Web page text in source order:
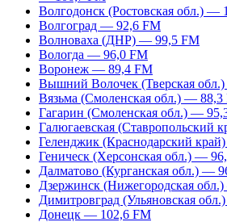
Волгодонск (Ростовская обл.) —
Волгоград — 92,6 FM
Волноваха (ДНР) — 99,5 FM
Вологда — 96,0 FM
Воронеж — 89,4 FM
Вышний Волочек (Тверская
Вязьма (Смоленская обл.) — 88,3
Гагарин (Смоленская обл.) —
Галюгаевская (Ставропольский
Геленджик (Краснодарский
Геническ (Херсонская обл.) —
Далматово (Курганская обл.) —
Дзержинск (Нижегородская
Димитровград (Ульяновская
Донецк — 102,6 FM